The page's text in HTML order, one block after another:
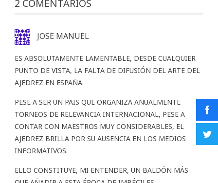
2 COMENTARIOS
JOSE MANUEL
ES ABSOLUTAMENTE LAMENTABLE, DESDE CUALQUIER
PUNTO DE VISTA, LA FALTA DE DIFUSIÓN DEL ARTE DEL
AJEDREZ EN ESPAÑA.
PESE A SER UN PAIS QUE ORGANIZA ANUALMENTE
TORNEOS DE RELEVANCIA INTERNACIONAL, PESE A
CONTAR CON MAESTROS MUY CONSIDERABLES, EL
AJEDREZ BRILLA POR SU AUSENCIA EN LOS MEDIOS
INFORMATIVOS.
ELLO CONSTITUYE, MI ENTENDER, UN BALDÓN MÁS